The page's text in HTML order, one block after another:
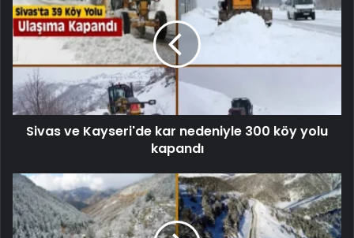
Sivas ve Kayseri'de kar nedeniyle 300 köy yolu
kapandı